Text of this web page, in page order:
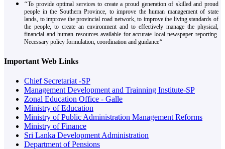
‘‘To provide optimal services to create a proud generation of skilled and proud
people in the Southern Province, to improve the human management of state
lands, to improve the provincial road network, to improve the living standards of
the people, to create an environment and to effectively manage the physical,
financial and human resources available for accurate local newspaper reporting.
Necessary policy formulation, coordination and guidance‘‘
Important Web Links
Chief Secretariat -SP
Management Development and Trainning Institute-SP
Zonal Education Office - Galle
Ministry of Education
Ministry of Public Administration Management Reforms
Ministry of Finance
Sri Lanka Development Administration
Department of Pensions